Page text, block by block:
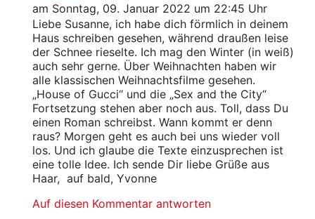
am Sonntag, 09. Januar 2022 um 22:45 Uhr
Liebe Susanne, ich habe dich förmlich in deinem
Haus schreiben gesehen, während draußen leise
der Schnee rieselte. Ich mag den Winter (in weiß)
auch sehr gerne. Über Weihnachten haben wir
alle klassischen Weihnachtsfilme gesehen.
„House of Gucci“ und die „Sex and the City“
Fortsetzung stehen aber noch aus. Toll, dass Du
einen Roman schreibst. Wann kommt er denn
raus? Morgen geht es auch bei uns wieder voll
los. Und ich glaube die Texte einzusprechen ist
eine tolle Idee. Ich sende Dir liebe Grüße aus
Haar, auf bald, Yvonne
Auf diesen Kommentar antworten